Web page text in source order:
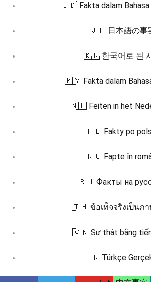
🇮🇩 Fakta dalam Bahasa
🇯🇵 日本語の事
🇰🇷 한국어로 된
🇲🇾 Fakta dalam
🇳🇱 Feiten in het
🇵🇱 Fakty po
🇷🇴 Fapte în
🇷🇺 Факты на
🇹🇭 ข้อเท็จจริงเป็นภา
🇻🇳 Sự thật bằng
🇹🇷 Türkçe